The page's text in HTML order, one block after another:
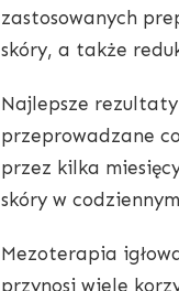
zastosowanych
skóry, a także
Najlepsze
przeprowadzane
przez kilka
skóry w
Mezoterapia
przynosi wiele